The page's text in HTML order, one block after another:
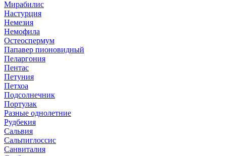
Мирабилис
Настурция
Немезия
Немофила
Остеоспермум
Папавер пионовидный
Пеларгония
Пентас
Петуния
Петхоа
Подсолнечник
Портулак
Разные однолетние
Рудбекия
Сальвия
Сальпиглоссис
Санвиталия